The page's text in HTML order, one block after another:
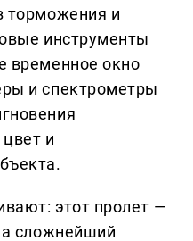
торможения и
инструменты
временное окно
и спектрометры
и
этот пролет —
а сложнейший